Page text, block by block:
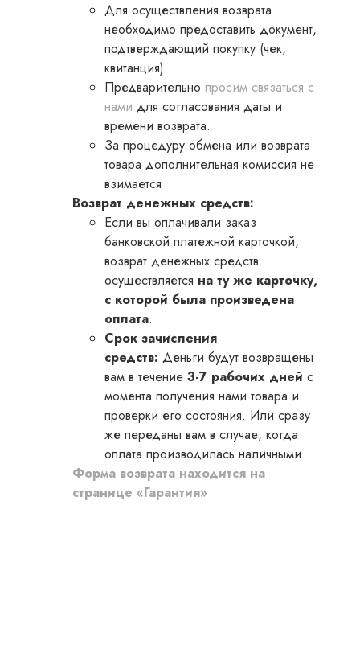
Для осуществления возврата
необходимо предоставить документ,
подтверждающий покупку (чек,
квитанция).
Предварительно просим связаться с
нами для согласования даты и
времени возврата.
За процедуру обмена или возврата
товара дополнительная комиссия не
взимается
Возврат денежных средств:
Если вы оплачивали заказ
банковской платежной карточкой,
возврат денежных средств
осуществляется на ту же карточку,
с которой была произведена
оплата.
Срок зачисления
средств: Деньги будут возвращены
вам в течение 3-7 рабочих дней с
момента получения нами товара и
проверки его состояния. Или сразу
же переданы вам в случае, когда
оплата производилась наличными
Форма возврата находится на
странице «Гарантия»